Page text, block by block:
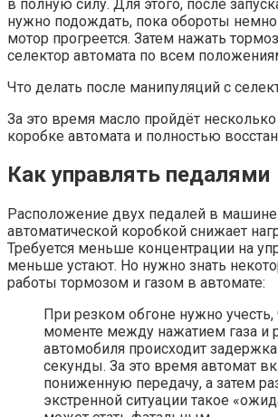
в полную силу. Для этого, после
нужно подождать, пока обороты
мотор прогреется. Затем нажать
селектор автомата по всем
Что делать после манипуляций с
За это время масло пройдёт
коробке автомата и полностью
Как управлять педалями
Расположение двух педалей в
автоматической коробкой снижает
Требуется меньше концентрации на
меньше устают. Но нужно знать
работы тормозом и газом в автомате:
При резком обгоне нужно учесть,
моменте между нажатием газа и
автомобиля происходит
секунды. За это время автомат
пониженную передачу, а затем
экстренной ситуации такое